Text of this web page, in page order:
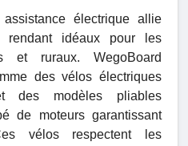
électrique allie
rendant idéaux pour les
et ruraux. WegoBoard
des vélos électriques
des modèles pliables
de moteurs garantissant
vélos respectent les